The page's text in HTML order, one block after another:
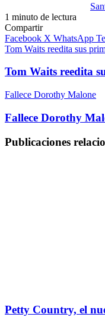
1 minuto de lectura
Compartir
Facebook X WhatsApp
Tom Waits reedita sus
Tom Waits reedita
Fallece Dorothy Malone
Fallece Dorothy
Publicaciones
Petty Country, el